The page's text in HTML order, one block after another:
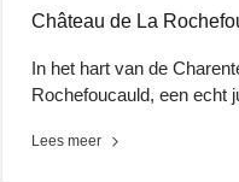
Château de La
In het hart van de
Rochefoucauld, een echt
Lees meer